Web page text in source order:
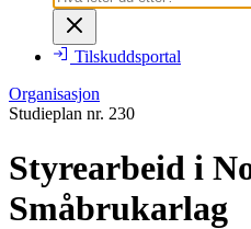
Tilskuddsportal
Organisasjon
Studieplan nr. 230
Styrearbeid i
Småbrukarlag